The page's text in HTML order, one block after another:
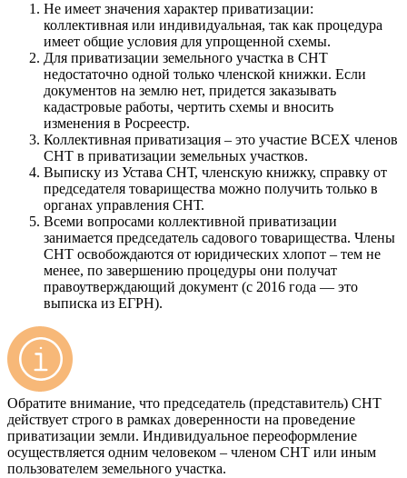
Не имеет значения характер приватизации:
коллективная или индивидуальная, так как процедура
имеет общие условия для упрощенной схемы.
Для приватизации земельного участка в СНТ
недостаточно одной только членской книжки. Если
документов на землю нет, придется заказывать
кадастровые работы, чертить схемы и вносить
изменения в Росреестр.
Коллективная приватизация – это участие ВСЕХ членов
СНТ в приватизации земельных участков.
Выписку из Устава СНТ, членскую книжку, справку от
председателя товарищества можно получить только в
органах управления СНТ.
Всеми вопросами коллективной приватизации
занимается председатель садового товарищества. Члены
СНТ освобождаются от юридических хлопот – тем не
менее, по завершению процедуры они получат
правоутверждающий документ (с 2016 года — это
выписка из ЕГРН).
Обратите внимание, что председатель (представитель) СНТ
действует строго в рамках доверенности на проведение
приватизации земли. Индивидуальное переоформление
осуществляется одним человеком – членом СНТ или иным
пользователем земельного участка.